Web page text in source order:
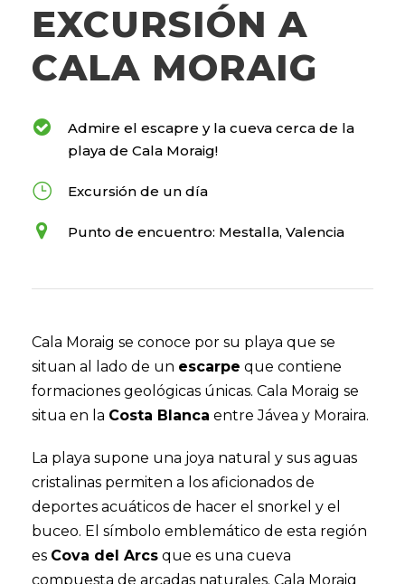
EXCURSIÓN A
CALA MORAIG
Admire el escapre y la cueva cerca de la
playa de Cala Moraig!
Excursión de un día
Punto de encuentro: Mestalla, Valencia
Cala Moraig se conoce por su playa que se
situan al lado de un escarpe que contiene
formaciones geológicas únicas. Cala Moraig se
situa en la Costa Blanca entre Jávea y Moraira.
La playa supone una joya natural y sus aguas
cristalinas permiten a los aficionados de
deportes acuáticos de hacer el snorkel y el
buceo. El símbolo emblemático de esta región
es Cova del Arcs que es una cueva
compuesta de arcadas naturales. Cala Moraig